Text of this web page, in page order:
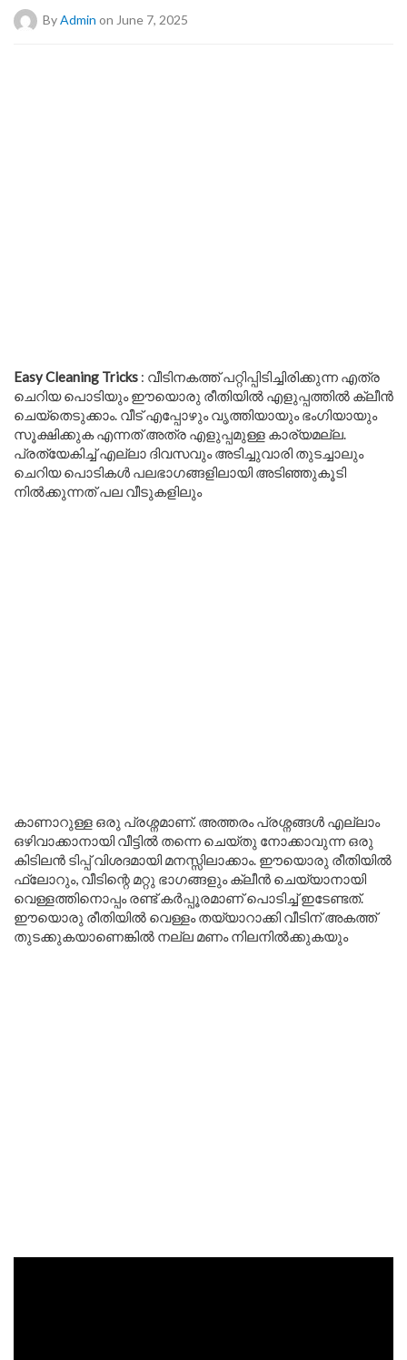
ByAdmin on June 7, 2025
Easy Cleaning Tricks : വീടിനകത്ത് പറ്റിപ്പിടിച്ചിരിക്കുന്ന എത്ര
ചെറിയ പൊടിയും ഈയൊരു രീതിയിൽ എളുപ്പത്തിൽ ക്ലീൻ
ചെയ്തെടുക്കാം. വീട് എപ്പോഴും വൃത്തിയായും ഭംഗിയായും
സൂക്ഷിക്കുക എന്നത് അത്ര എളുപ്പമുള്ള കാര്യമല്ല.
പ്രത്യേകിച്ച് എല്ലാ ദിവസവും അടിച്ചുവാരി തുടച്ചാലും
ചെറിയ പൊടികൾ പലഭാഗങ്ങളിലായി അടിഞ്ഞുകൂടി
നിൽക്കുന്നത് പല വീടുകളിലും
കാണാറുള്ള ഒരു പ്രശ്നമാണ്. അത്തരം പ്രശ്നങ്ങൾ എല്ലാം
ഒഴിവാക്കാനായി വീട്ടിൽ തന്നെ ചെയ്തു നോക്കാവുന്ന ഒരു
കിടിലൻ ടിപ്പ് വിശദമായി മനസ്സിലാക്കാം. ഈയൊരു രീതിയിൽ
ഫ്ലോറും, വീടിന്റെ മറ്റു ഭാഗങ്ങളും ക്ലീൻ ചെയ്യാനായി
വെള്ളത്തിനൊപ്പം രണ്ട് കർപ്പൂരമാണ് പൊടിച്ച് ഇടേണ്ടത്.
ഈയൊരു രീതിയിൽ വെള്ളം തയ്യാറാക്കി വീടിന് അകത്ത്
തുടക്കുകയാണെങ്കിൽ നല്ല മണം നിലനിൽക്കുകയും